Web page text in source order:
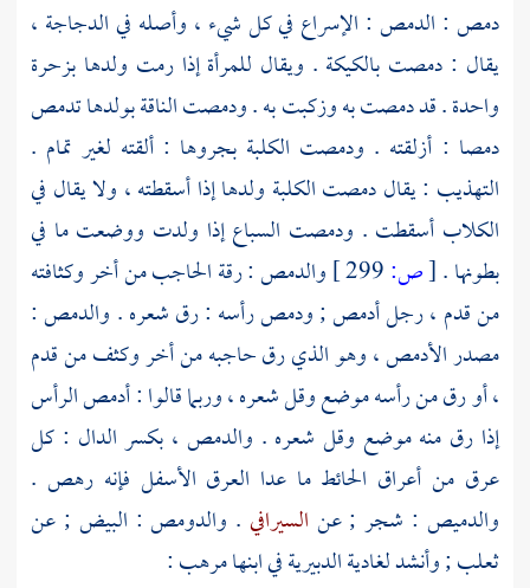
دمص : الدمص : الإسراع في كل شيء ، وأصله في الدجاجة ،
يقال : دمصت بالكيكة . ويقال للمرأة إذا رمت ولدها بزحرة
واحدة . قد دمصت به وزكبت به . ودمصت الناقة بولدها تدمص
دمصا : أزلقته . ودمصت الكلبة بجروها : ألقته لغير تمام .
التهذيب : يقال دمصت الكلبة ولدها إذا أسقطته ، ولا يقال في
الكلاب أسقطت . ودمصت السباع إذا ولدت ووضعت ما في
بطونها .[ص:
والدمص : رقة الحاجب من أخر وكثافته
من قدم ، رجل أدمص ; ودمص رأسه : رق شعره . والدمص :
مصدر الأدمص ، وهو الذي رق حاجبه من أخر وكثف من قدم
، أو رق من رأسه موضع وقل شعره ، وربما قالوا : أدمص الرأس
إذا رق منه موضع وقل شعره . والدمص ، بكسر الدال : كل
عرق من أعراق الحائط ما عدا العرق الأسفل فإنه رهص .
والدميص : شجر ; عن السيرافي . والدومص : البيض ; عن
ثعلب; وأنشدلغادية الدبيريةفي ابنهامرهب: